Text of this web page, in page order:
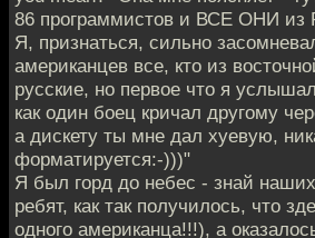
86 программистов и ВСЕ ОНИ из
Я, признаться, сильно
американцев все, кто из
русские, но первое что я
как один боец кричал другому
а дискету ты мне дал хуевую,
форматируется:-)))"
Я был горд до небес - знай
ребят, как так получилось, что
одного американца!!!), а